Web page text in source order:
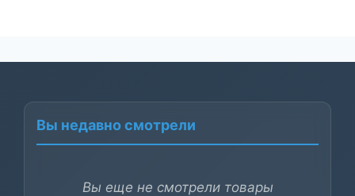
Вы недавно смотрели
Вы еще не смотрели товары